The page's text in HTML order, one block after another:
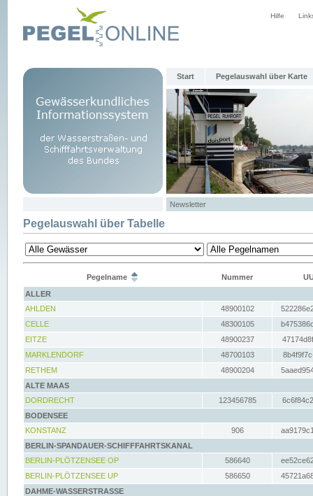
Hilfe
Start Pegelauswahl über Karte
Newsletter
Pegelauswahl über Tabelle
Pegelname Nummer
ALLER
AHLDEN
48900102
CELLE
48300105
EITZE
48900237
MARKLENDORF
48700103
RETHEM
48900204
ALTE MAAS
DORDRECHT
123456785
BODENSEE
KONSTANZ
906
BERLIN-SPANDAUER-SCHIFFFAHRTSKANAL
BERLIN-PLÖTZENSEE OP
586640
BERLIN-PLÖTZENSEE UP
586650
DAHME-WASSERSTRASSE